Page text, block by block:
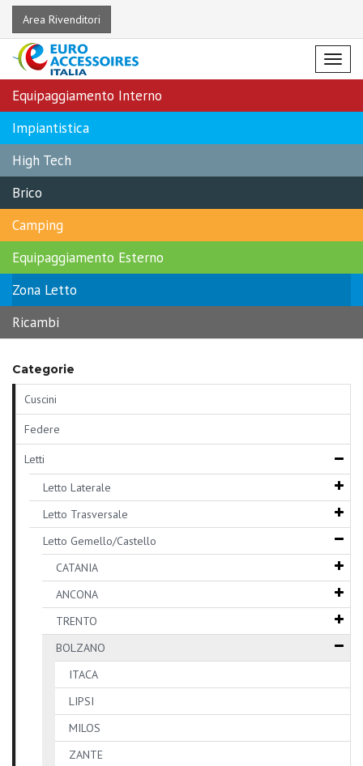
Area Rivenditori
Menu
Equipaggiamento Interno
Impiantistica
High Tech
Brico
Camping
Equipaggiamento Esterno
Zona Letto
Ricambi
Categorie
Cuscini
Federe
Letti
Letto Laterale
Letto Trasversale
Letto Gemello/Castello
CATANIA
ANCONA
TRENTO
BOLZANO
ITACA
LIPSI
MILOS
ZANTE